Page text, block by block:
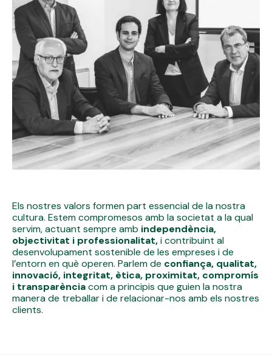
Els nostres valors formen part essencial de la nostra
cultura. Estem compromesos amb la societat a la qual
servim, actuant sempre amb independència,
objectivitat i professionalitat,i contribuint al
desenvolupament sostenible de les empreses i de
l’entorn en què operen. Parlem de confiança, qualitat,
innovació, integritat, ètica, proximitat, compromís
i transparènciacom a principis que guien la nostra
manera de treballar i de relacionar-nos amb els nostres
clients.